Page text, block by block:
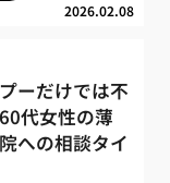
2026.02.08
ーだけでは不
代女性の薄
への相談タイ